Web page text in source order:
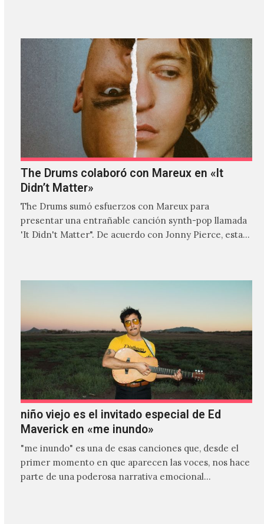
The Drums colaboró con Mareux en «It
Didn’t Matter»
The Drums sumó esfuerzos con Mareux para
presentar una entrañable canción synth-pop llamada
'It Didn't Matter". De acuerdo con Jonny Pierce, esta
niño viejo es el invitado especial de Ed
Maverick en «me inundo»
"me inundo" es una de esas canciones que, desde el
primer momento en que aparecen las voces, nos hace
parte de una poderosa narrativa emocional…